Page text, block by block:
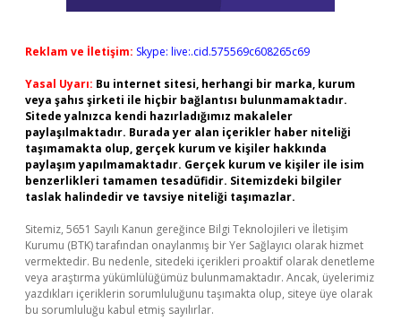
Reklam ve İletişim: Skype: live:.cid.575569c608265c69
Yasal Uyarı: Bu internet sitesi, herhangi bir marka, kurum
veya şahıs şirketi ile hiçbir bağlantısı bulunmamaktadır.
Sitede yalnızca kendi hazırladığımız makaleler
paylaşılmaktadır. Burada yer alan içerikler haber niteliği
taşımamakta olup, gerçek kurum ve kişiler hakkında
paylaşım yapılmamaktadır. Gerçek kurum ve kişiler ile isim
benzerlikleri tamamen tesadüfidir. Sitemizdeki bilgiler
taslak halindedir ve tavsiye niteliği taşımazlar.
Sitemiz, 5651 Sayılı Kanun gereğince Bilgi Teknolojileri ve İletişim
Kurumu (BTK) tarafından onaylanmış bir Yer Sağlayıcı olarak hizmet
vermektedir. Bu nedenle, sitedeki içerikleri proaktif olarak denetleme
veya araştırma yükümlülüğümüz bulunmamaktadır. Ancak, üyelerimiz
yazdıkları içeriklerin sorumluluğunu taşımakta olup, siteye üye olarak
bu sorumluluğu kabul etmiş sayılırlar.